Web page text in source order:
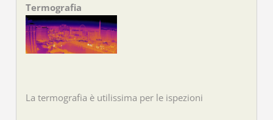
Termografia
La termografia è utilissima per le ispezioni